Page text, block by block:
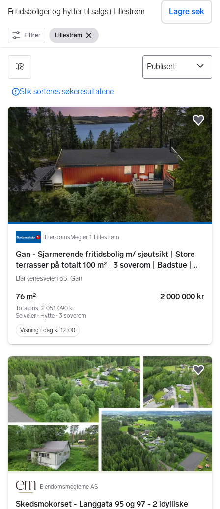
Fritidsboliger og hytter til salgs i Lillestrøm
Lagre søk
Filtrer Vis filter
Lillestrøm Fjern filter
4 resultater
Slik sorteres søkeresultatene
EiendomsMegler 1 Lillestrøm
Gan - Sjarmerende fritidsbolig m/ sjøutsikt | Store
terrasser på totalt 100 m² | 3 soverom | Badstue |
Peis i stuen | Landlig
Barkenesveien 63, Gan
76 m² 2 000 000 kr
Totalpris: 2 051 090 kr
Selveier ∙ Hytte ∙ 3 soverom
Visning i dag kl 12:00
Eiendomsmeglerne AS
Skedsmokorset - Langgata 95 og 97 - 2 idylliske